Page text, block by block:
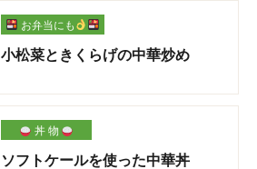
お弁当にも
小松菜ときくらげの中華炒め
丼 物
ソフトケールを使った中華丼